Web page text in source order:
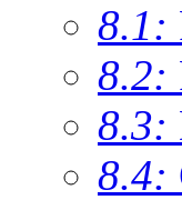
8.1:
8.2:
8.3:
8.4: